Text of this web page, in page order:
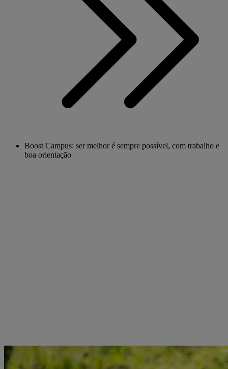
Boost Campus: ser melhor é sempre possível, com trabalho e
boa orientação